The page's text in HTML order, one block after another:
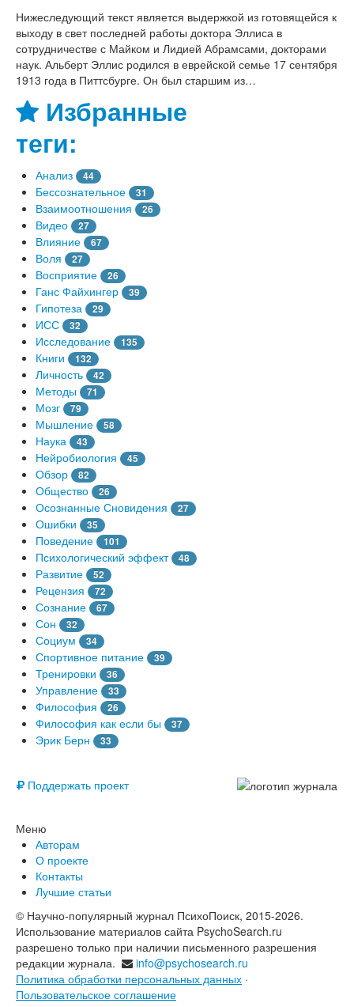
Нижеследующий текст является выдержкой из готовящейся к
выходу в свет последней работы доктора Эллиса в
сотрудничестве с Майком и Лидией Абрамсами, докторами
наук. Альберт Эллис родился в еврейской семье 17 сентября
1913 года в Питтсбурге. Он был старшим из…
Избранные
теги:
Анализ 44
Бессознательное 31
Взаимоотношения 26
Видео 27
Влияние 67
Воля 27
Восприятие 26
Ганс Файхингер 39
Гипотеза 29
ИСС 32
Исследование 135
Книги 132
Личность 42
Методы 71
Мозг 79
Мышление 58
Наука 43
Нейробиология 45
Обзор 82
Общество 26
Осознанные Сновидения 27
Ошибки 35
Поведение 101
Психологический эффект 48
Развитие 52
Рецензия 72
Сознание 67
Сон 32
Социум 34
Спортивное питание 39
Тренировки 36
Управление 33
Философия 26
Философия как если бы 37
Эрик Берн
33
Поддержать проект
Меню
Авторам
О проекте
Контакты
Лучшие статьи
© Научно-популярный журнал ПсихоПоиск, 2015-2026.
Использование материалов сайта PsychoSearch.ru
разрешено только при наличии письменного разрешения
редакции журнала.
info@psychosearch.ru
Политика обработки персональных данных ·
Пользовательское соглашение